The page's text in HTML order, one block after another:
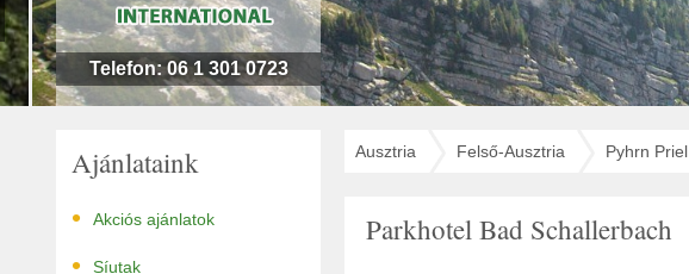
Telefon: 06 1 301 0723
Ajánlataink
• Akciós ajánlatok
• Síutak
Ausztria Felső-Ausztria Pyhrn Priel
Parkhotel Bad Schallerbach